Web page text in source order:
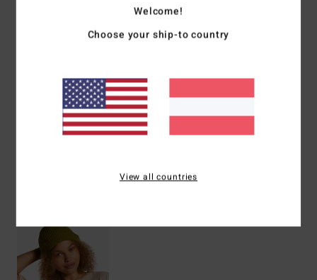
Andere Features: Label außen
Zusammensetzung100 % Acryl
Versand & Rückversand
Welcome!
Choose your ship-to country
View all countries